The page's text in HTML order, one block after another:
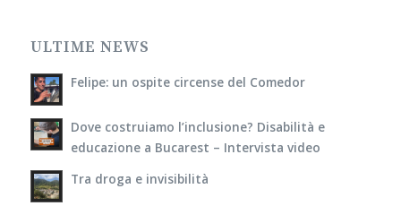
ULTIME NEWS
Felipe: un ospite circense del Comedor
Dove costruiamo l’inclusione? Disabilità e
educazione a Bucarest – Intervista video
Tra droga e invisibilità